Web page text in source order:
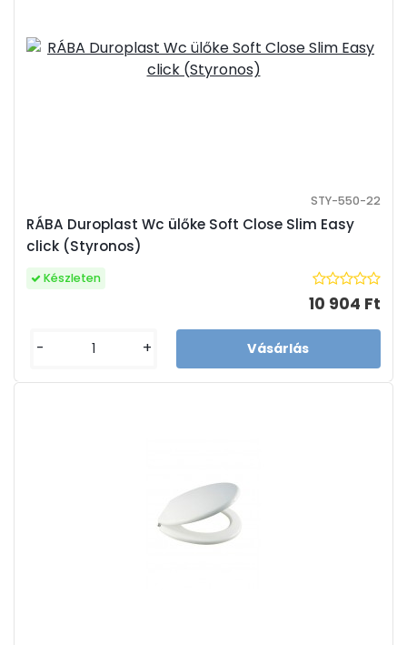
RÁBA Duroplast Wc ülőke Soft Close Slim Easy
click (Styronos)
STY-550-22
10 904 Ft
Készleten
- +